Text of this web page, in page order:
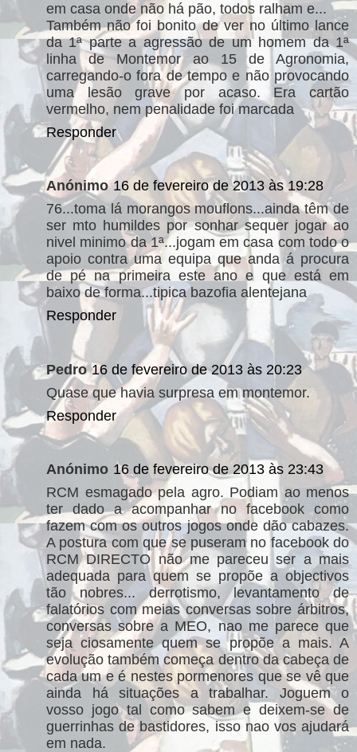
em casa onde não há pão, todos ralham e...
Também não foi bonito de ver no último lance
da 1ª parte a agressão de um homem da 1ª
linha de Montemor ao 15 de Agronomia,
carregando-o fora de tempo e não provocando
uma lesão grave por acaso. Era cartão
vermelho, nem penalidade foi marcada
Responder
Anónimo 16 de fevereiro de 2013 às 19:28
76...toma lá morangos mouflons...ainda têm de
ser mto humildes por sonhar sequer jogar ao
nivel minimo da 1ª...jogam em casa com todo o
apoio contra uma equipa que anda á procura
de pé na primeira este ano e que está em
baixo de forma...tipica bazofia alentejana
Responder
Pedro 16 de fevereiro de 2013 às 20:23
Quase que havia surpresa em montemor.
Responder
Anónimo 16 de fevereiro de 2013 às 23:43
RCM esmagado pela agro. Podiam ao menos
ter dado a acompanhar no facebook como
fazem com os outros jogos onde dão cabazes.
A postura com que se puseram no facebook do
RCM DIRECTO não me pareceu ser a mais
adequada para quem se propõe a objectivos
tão nobres... derrotismo, levantamento de
falatórios com meias conversas sobre árbitros,
conversas sobre a MEO, nao me parece que
seja ciosamente quem se propõe a mais. A
evolução também começa dentro da cabeça de
cada um e é nestes pormenores que se vê que
ainda há situações a trabalhar. Joguem o
vosso jogo tal como sabem e deixem-se de
guerrinhas de bastidores, isso nao vos ajudará
em nada.